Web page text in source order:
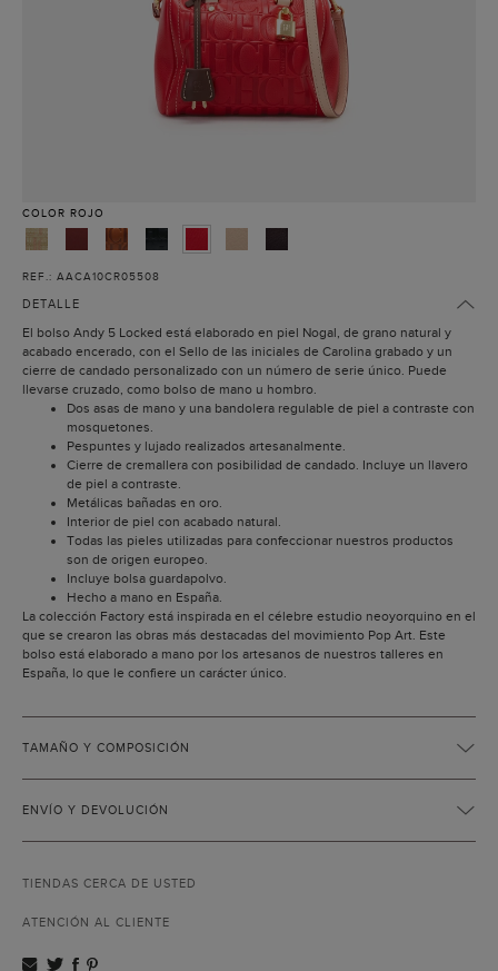
COLOR ROJO
REF.: AACA10CR05508
DETALLE
El bolso Andy 5 Locked está elaborado en piel Nogal, de grano natural y
acabado encerado, con el Sello de las iniciales de Carolina grabado y un
cierre de candado personalizado con un número de serie único. Puede
llevarse cruzado, como bolso de mano u hombro.
Dos asas de mano y una bandolera regulable de piel a contraste con
mosquetones.
Pespuntes y lujado realizados artesanalmente.
Cierre de cremallera con posibilidad de candado. Incluye un llavero
de piel a contraste.
Metálicas bañadas en oro.
Interior de piel con acabado natural.
Todas las pieles utilizadas para confeccionar nuestros productos
son de origen europeo.
Incluye bolsa guardapolvo.
Hecho a mano en España.
La colección Factory está inspirada en el célebre estudio neoyorquino en el
que se crearon las obras más destacadas del movimiento Pop Art. Este
bolso está elaborado a mano por los artesanos de nuestros talleres en
España, lo que le confiere un carácter único.
TAMAÑO Y COMPOSICIÓN
ENVÍO Y DEVOLUCIÓN
TIENDAS CERCA DE USTED
ATENCIÓN AL CLIENTE